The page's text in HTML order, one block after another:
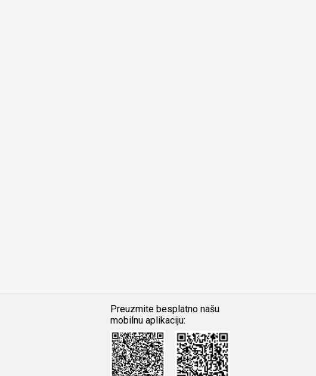
Preuzmite besplatno našu
mobilnu aplikaciju:
Android iOS